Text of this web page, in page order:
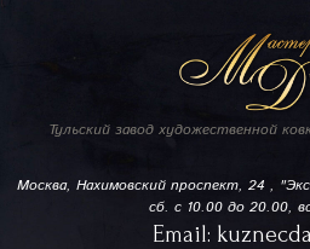
Тульский завод художественной
Москва, Нахимовский проспект, 24 ,
сб. с 10.00 до 20.00,
Email: